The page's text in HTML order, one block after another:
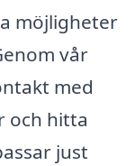
möjligheter
vår
med
och hitta
just